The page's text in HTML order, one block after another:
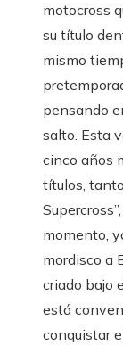
motocross
su título
mismo
pensando
salto. Esta
cinco años
títulos,
momento,
mordisco a
criado bajo
está
conquistar